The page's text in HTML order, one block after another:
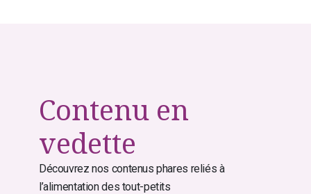
Contenu en
vedette
Découvrez nos contenus phares reliés à
l’alimentation des tout-petits